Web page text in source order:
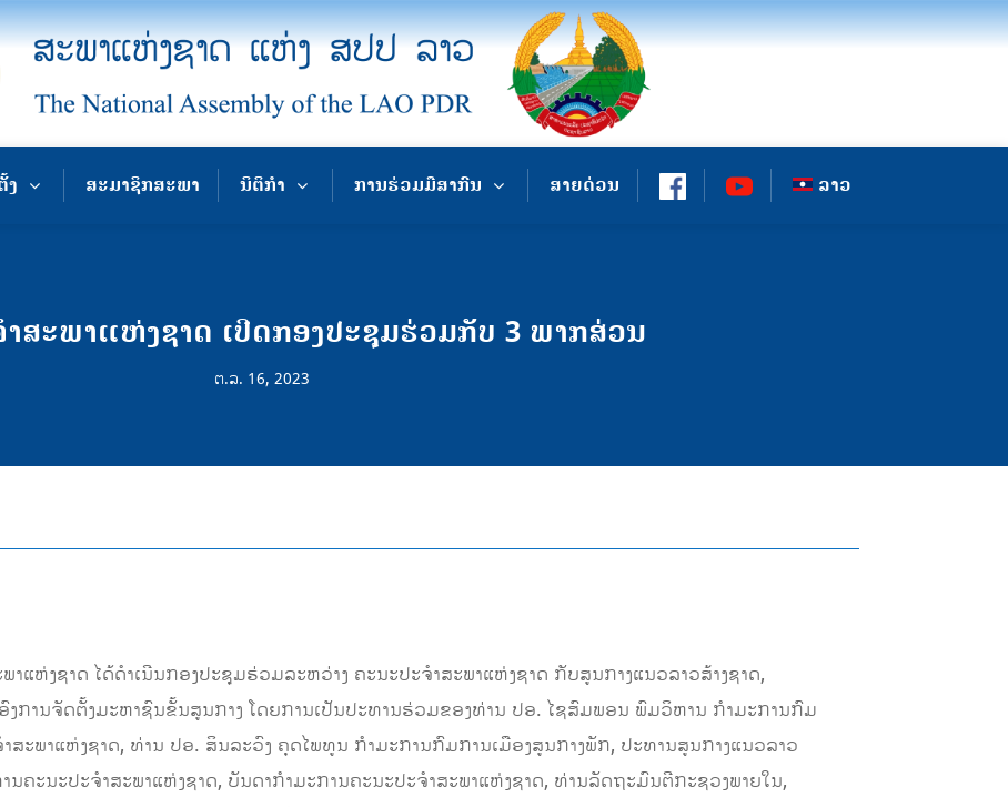
ງ ສະມາຊິກສະພາ ນິຕິກຳ ການຮ່ວມມືສາກົນ ສາຍດ່ວນ ລາວ
ສະພາແຫ່ງຊາດ ເປີດກອງປະຊຸມຮ່ວມກັບ 3 ພາກສ່ວນ
ຕ.ລ. 16, 2023
ແຫ່ງຊາດ ໄດ້ດໍາເນີນກອງປະຊຸມຮ່ວມລະຫວ່າງ ຄະນະປະຈຳສະພາແຫ່ງຊາດ ກັບສູນກາງແນວລາວສ້າງຊາດ,
ງການຈັດຕັ້ງມະຫາຊົນຂັ້ນສູນກາງ ໂດຍການເປັນປະທານຮ່ວມຂອງທ່ານ ປອ. ໄຊສົມພອນ ພົມວິຫານ ກໍາມະການກົມ
ສະພາແຫ່ງຊາດ, ທ່ານ ປອ. ສິນລະວົງ ຄຸດໄພທູນ ກໍາມະການກົມການເມືອງສູນກາງພັກ, ປະທານສູນກາງແນວລາວ
ນຄະນະປະຈຳສະພາແຫ່ງຊາດ, ບັນດາກຳມະການຄະນະປະຈຳສະພາແຫ່ງຊາດ, ທ່ານລັດຖະມົນຕີກະຊວງພາຍໃນ,